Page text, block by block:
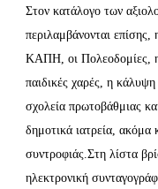
Στον κατάλογο των
περιλαμβάνονται
ΚΑΠΗ, οι Πολεοδομίες,
παιδικές χαρές, η
σχολεία πρωτοβάθμιας
δημοτικά ιατρεία, ακόμα
συντροφιάς.Στη λίστα
ηλεκτρονική